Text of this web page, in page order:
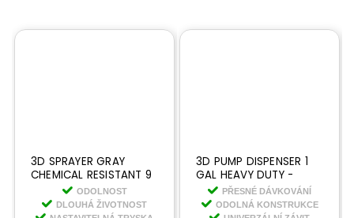
3D SPRAYER GRAY
CHEMICAL RESISTANT 9
- odolný rozprašovač
ODOLNOST
DLOUHÁ ŽIVOTNOST
3D PUMP DISPENSER 1
GAL HEAVY DUTY -
pumpička ke galonu
PŘESNÉ DÁVKOVÁNÍ
ODOLNÁ KONSTRUKCE